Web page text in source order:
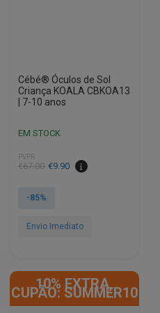
Cébé® Óculos de Sol
Criança KOALA CBKOA13
| 7-10 anos
EM STOCK
PVPR
€67.00
O
original
€67.00.
€9.90
O
atual
€9.90.
-85%
Envio Imediato
10% EXTRA,
CUPÃO: SUMMER10